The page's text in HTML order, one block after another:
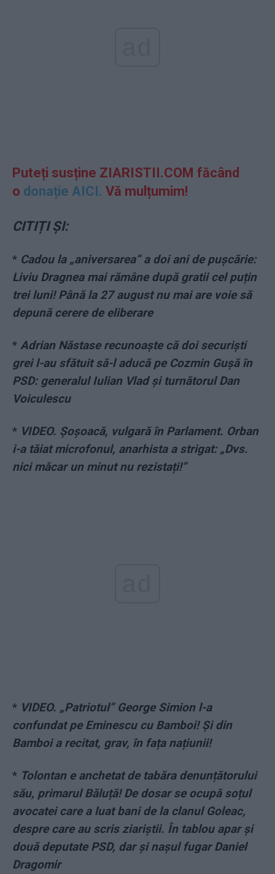
Puteți susține ZIARISTII.COM făcând
o donație AICI. Vă mulțumim!
CITIȚI ȘI:
* Cadou la „aniversarea” a doi ani de pușcărie:
Liviu Dragnea mai rămâne după gratii cel puțin
trei luni! Până la 27 august nu mai are voie să
depună cerere de eliberare
* Adrian Năstase recunoaște că doi securiști
grei l-au sfătuit să-l aducă pe Cozmin Gușă în
PSD: generalul Iulian Vlad și turnătorul Dan
Voiculescu
* VIDEO. Șoșoacă, vulgară în Parlament. Orban
i-a tăiat microfonul, anarhista a strigat: „Dvs.
nici măcar un minut nu rezistați!”
* VIDEO. „Patriotul” George Simion l-a
confundat pe Eminescu cu Bamboi! Și din
Bamboi a recitat, grav, în fața națiunii!
* Tolontan e anchetat de tabăra denunțătorului
său, primarul Băluță! De dosar se ocupă soțul
avocatei care a luat bani de la clanul Goleac,
despre care au scris ziariștii. În tablou apar și
două deputate PSD, dar și nașul fugar Daniel
Dragomir